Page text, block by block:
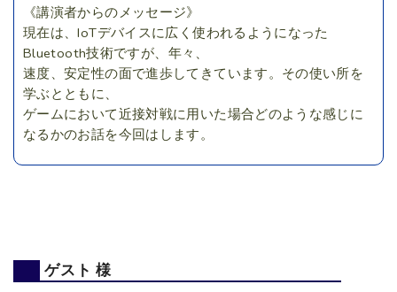
《講演者からのメッセージ》
現在は、IoTデバイスに広く使われるようになった
Bluetooth技術ですが、年々、
速度、安定性の面で進歩してきています。その使い所を
学ぶとともに、
ゲームにおいて近接対戦に用いた場合どのような感じに
なるかのお話を今回はします。
ゲスト 様